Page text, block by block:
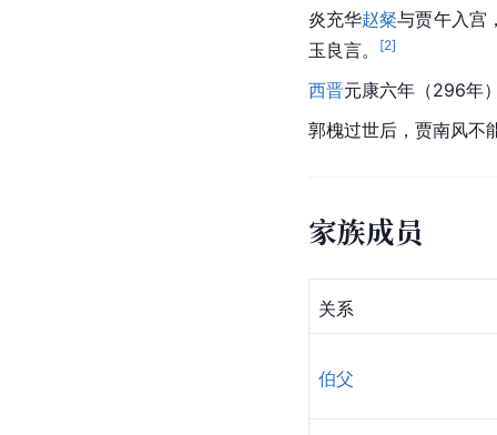
炎充华赵粲与贾午入宫
玉良言。
[2]
西晋元康六年（296年
郭槐过世后，贾南风不
家族成员
关系
伯父